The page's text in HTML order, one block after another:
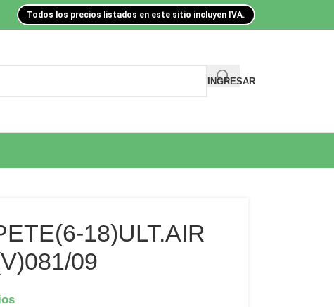
Todos los precios listados en este sitio incluyen IVA.
INGRESAR
18)ULT.AIR
09